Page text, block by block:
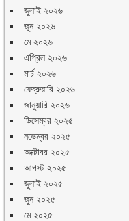
জুলাই ২০২৬
জুন ২০২৬
মে ২০২৬
এপ্রিল ২০২৬
মার্চ ২০২৬
ফেব্রুয়ারি ২০২৬
জানুয়ারি ২০২৬
ডিসেম্বর ২০২৫
নভেম্বর ২০২৫
অক্টোবর ২০২৫
আগস্ট ২০২৫
জুলাই ২০২৫
জুন ২০২৫
মে ২০২৫